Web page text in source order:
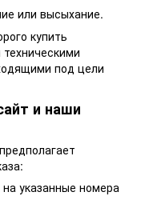
или высыхание.
купить
под цели
и наши
указанные номера